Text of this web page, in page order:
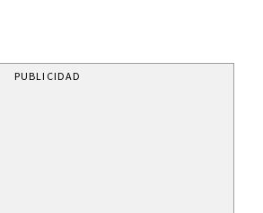
PUBLICIDAD